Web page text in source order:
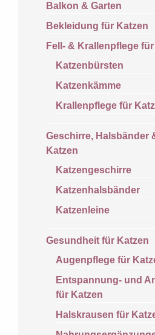
Balkon & Garten
Bekleidung für Katzen
Fell- & Krallenpflege
Katzenbürsten
Katzenkämme
Krallenpflege für
Geschirre, Halsbänder
Katzen
Katzengeschirre
Katzenhalsbänder
Katzenleine
Gesundheit für Katzen
Augenpflege für
Entspannung- und
für Katzen
Halskrausen für